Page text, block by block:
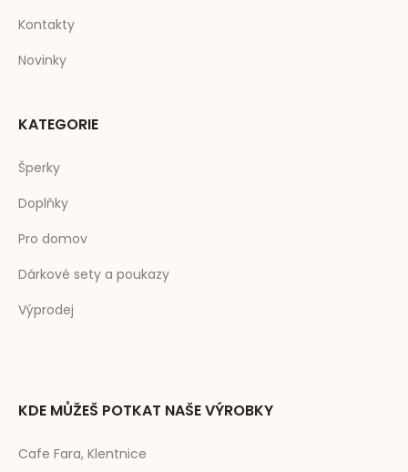
Kontakty
Novinky
KATEGORIE
Šperky
Doplňky
Pro domov
Dárkové sety a poukazy
Výprodej
KDE MŮŽEŠ POTKAT NAŠE VÝROBKY
Cafe Fara, Klentnice